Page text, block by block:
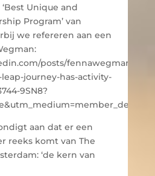
Unique and
Program’ van
we refereren aan een
posts/
journey-has-activity-
9SN8?
aan dat er een
reeks komt van The
‘de kern van